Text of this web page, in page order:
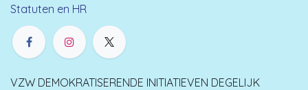
Statuten en HR
VZW DEMOKRATISERENDE INITIATIEVEN DEGELIJK